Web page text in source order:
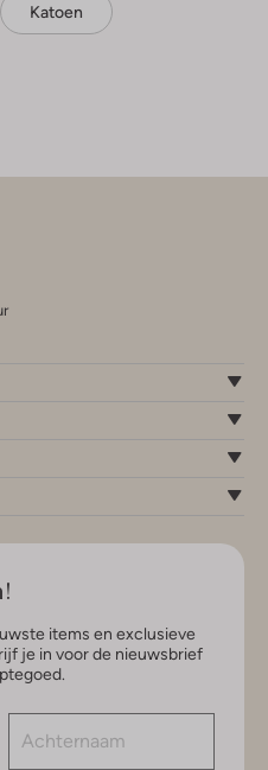
Katoen
items en exclusieve
je in voor de nieuwsbrief